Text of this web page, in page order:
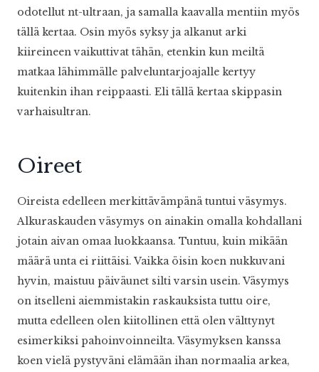
odotellut nt-ultraan, ja samalla kaavalla mentiin myös
tällä kertaa. Osin myös syksy ja alkanut arki
kiireineen vaikuttivat tähän, etenkin kun meiltä
matkaa lähimmälle palveluntarjoajalle kertyy
kuitenkin ihan reippaasti. Eli tällä kertaa skippasin
varhaisultran.
Oireet
Oireista edelleen merkittävämpänä tuntui väsymys.
Alkuraskauden väsymys on ainakin omalla kohdallani
jotain aivan omaa luokkaansa. Tuntuu, kuin mikään
määrä unta ei riittäisi. Vaikka öisin koen nukkuvani
hyvin, maistuu päiväunet silti varsin usein. Väsymys
on itselleni aiemmistakin raskauksista tuttu oire,
mutta edelleen olen kiitollinen että olen välttynyt
esimerkiksi pahoinvoinneilta. Väsymyksen kanssa
koen vielä pystyväni elämään ihan normaalia arkea,